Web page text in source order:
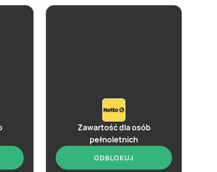
Zawartość dla osób
pełnoletnich
ODBLOKUJ